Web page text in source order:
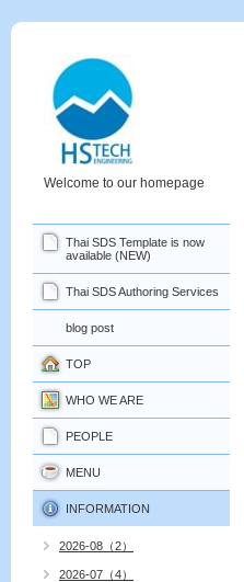
Welcome to our homepage
Thai SDS Template is now
available (NEW)
Thai SDS Authoring Services
blog post
TOP
WHO WE ARE
PEOPLE
MENU
INFORMATION
2026-08（2）
2026-07（4）